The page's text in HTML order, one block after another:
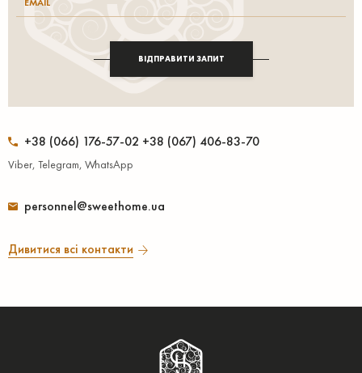
+38 (066) 176-57-02 +38 (067) 406-83-70
Viber, Telegram, WhatsApp
personnel@sweethome.ua
Дивитися всі контакти
ВІДПРАВИТИ ЗАПИТ